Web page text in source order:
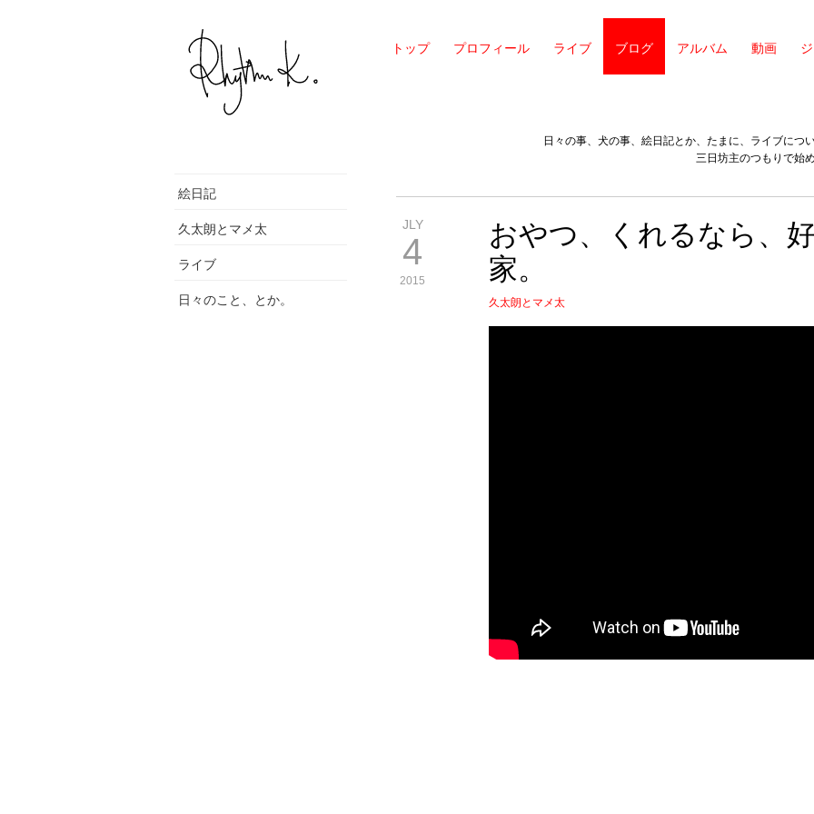
トップ プロフィール ライブ ブログ アルバム 動画
絵日記
久太朗とマメ太
ライブ
日々のこと、とか。
日々の事、犬の事、絵日記とか、たまに、ライブにつ
三日坊主のつもりで始
JLY
4
2015
おやつ、くれるなら、
家。
久太朗とマメ太